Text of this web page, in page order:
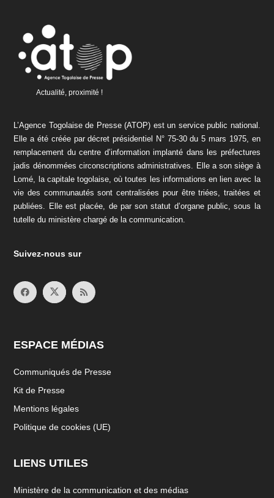
Actualité, proximité !
L’Agence Togolaise de Presse (ATOP) est un service public national.
Elle a été créée par décret présidentiel N° 75-30 du 5 mars 1975, en
remplacement du centre d’information implanté dans les préfectures
jadis dénommées circonscriptions administratives. Elle a son siège à
Lomé, la capitale togolaise, où toutes les informations en lien avec la
vie des communautés sont centralisées pour être triées, traitées et
publiées. Elle est placée, de par son statut d’organe public, sous la
tutelle du ministère chargé de la communication.
Suivez-nous sur
ESPACE MÉDIAS
Communiqués de Presse
Kit de Presse
Mentions légales
Politique de cookies (UE)
LIENS UTILES
Ministère de la communication et des médias